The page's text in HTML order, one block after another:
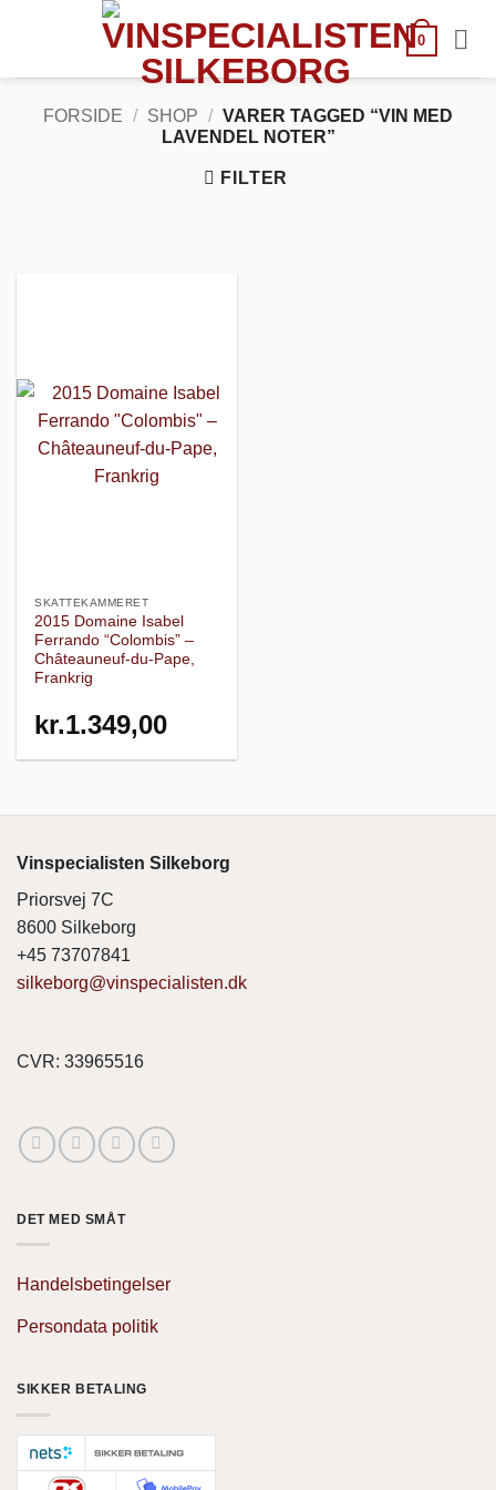
0
FORSIDE / SHOP / VARER TAGGED “VIN MED
LAVENDEL NOTER”
FILTER
SKATTEKAMMERET
2015 Domaine Isabel
Ferrando “Colombis” –
Châteauneuf-du-Pape,
Frankrig
kr.1.349,00
Vinspecialisten Silkeborg
Priorsvej 7C
8600 Silkeborg
+45 73707841
silkeborg@vinspecialisten.dk
CVR: 33965516
DET MED SMÅT
Handelsbetingelser
Persondata politik
SIKKER BETALING